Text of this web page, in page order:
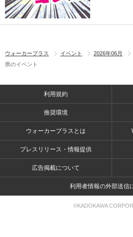
ウォーカープラス イベント 2026年06月
県のイベント
利用規約
推奨環境
ウォーカープラスとは
プレスリリース・情報提供
広告掲載について
利用者情報の外部送信
©KADOKAWA